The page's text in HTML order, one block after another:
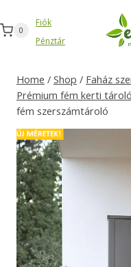
to
content
0
Fiók
Pénztár
Home / Shop / Faház
Prémium fém kerti
fém szerszámtároló